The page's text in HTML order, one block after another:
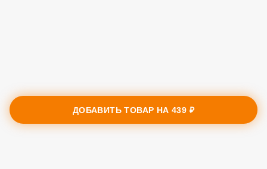
ДОБАВИТЬ ТОВАР НА439 ₽